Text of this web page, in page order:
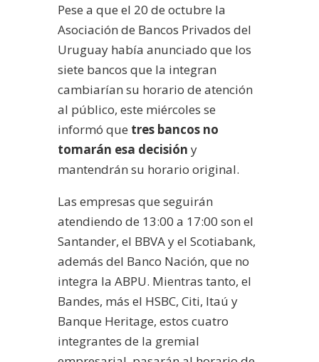
Pese a que el 20 de octubre la
Asociación de Bancos Privados del
Uruguay había anunciado que los
siete bancos que la integran
cambiarían su horario de atención
al público, este miércoles se
informó que tres bancos no
tomarán esa decisión y
mantendrán su horario original.
Las empresas que seguirán
atendiendo de 13:00 a 17:00 son el
Santander, el BBVA y el Scotiabank,
además del Banco Nación, que no
integra la ABPU. Mientras tanto, el
Bandes, más el HSBC, Citi, Itaú y
Banque Heritage, estos cuatro
integrantes de la gremial